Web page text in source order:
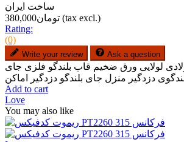
ساخت ایران
تومان380,000 (tax excl.)
Rating:
(0)
Write your review Ask a question
لولایی ورق ضخیم قاب بلندگو فلزی جای
دزدگیر منزل جای بلندگو دزدگیر اماکن
Add to cart
Love
You may also like